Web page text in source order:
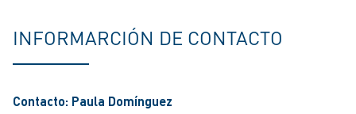
INFORMARCIÓN DE CONTACTO
Contacto: Paula Domínguez